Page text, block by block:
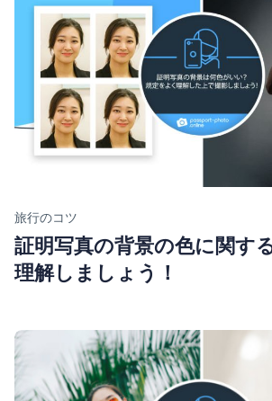
Category
旅行のコツ
証明写真の背景の色に関す
理解しましょう！